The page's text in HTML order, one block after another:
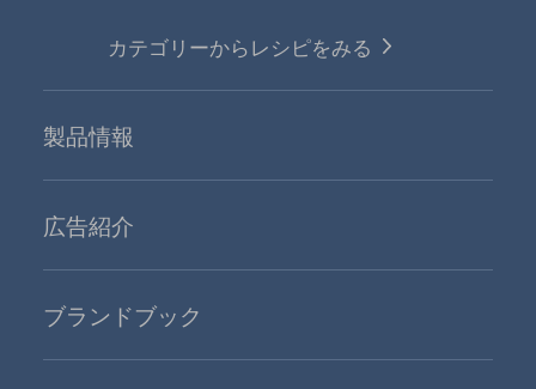
カテゴリーからレシピをみる
製品情報
広告紹介
ブランドブック